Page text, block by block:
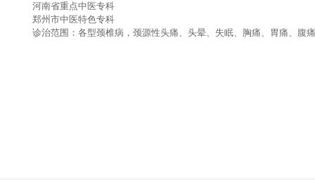
河南省重点中医专科
郑州市中医特色专科
诊治范围：各型颈椎病，颈源性头痛、头晕、失眠、胸痛、胃痛、腹